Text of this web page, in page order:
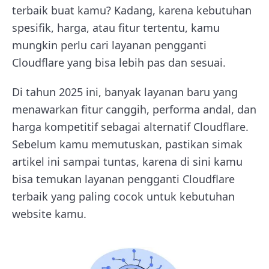
terbaik buat kamu? Kadang, karena kebutuhan
spesifik, harga, atau fitur tertentu, kamu
mungkin perlu cari layanan pengganti
Cloudflare yang bisa lebih pas dan sesuai.
Di tahun 2025 ini, banyak layanan baru yang
menawarkan fitur canggih, performa andal, dan
harga kompetitif sebagai alternatif Cloudflare.
Sebelum kamu memutuskan, pastikan simak
artikel ini sampai tuntas, karena di sini kamu
bisa temukan layanan pengganti Cloudflare
terbaik yang paling cocok untuk kebutuhan
website kamu.